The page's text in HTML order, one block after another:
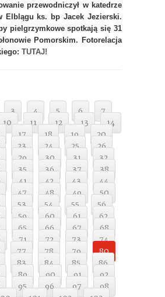
przewodniczył w katedrze
Elblągu ks. bp Jacek Jezierski.
pielgrzymkowe spotkają się 31
Pomorskim. Fotorelacja
TUTAJ!
3 4 5 6
7
10 11 12 13
14
17 18 19
20
23 24 25
26
29 30 31
32
35 36 37
38
41 42 43
44
47 48 49
50
53 54 55
56
59 60 61
62
65 66 67
68
71 72 73
74
77 78 79
80
83 84 85
86
89 90 91
92
95 96 97
98